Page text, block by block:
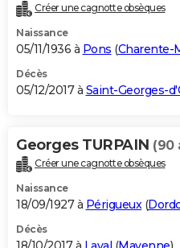
Créer une cagnotte obsèques
Naissance
05/11/1936 à Pons (Charente-
Décès
05/12/2017 à Saint-Georges-
Georges TURPAIN (90
Créer une cagnotte obsèques
Naissance
18/09/1927 à Périgueux(
Décès